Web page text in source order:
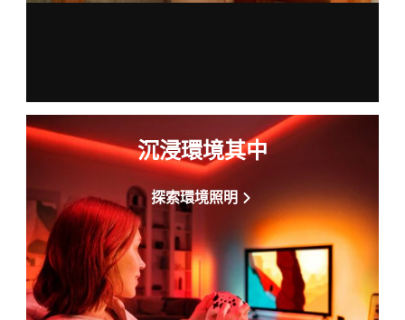
沉浸環境其中
探索環境照明